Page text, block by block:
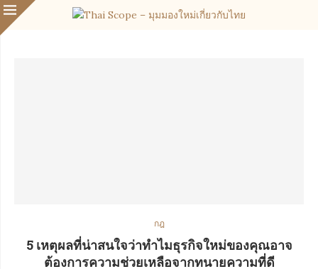
กฎ
5 เหตุผลที่น่าสนใจว่าทำไมธุรกิจใหม่ของคุณอาจ
ต้องการความช่วยเหลือจากทนายความที่ดี